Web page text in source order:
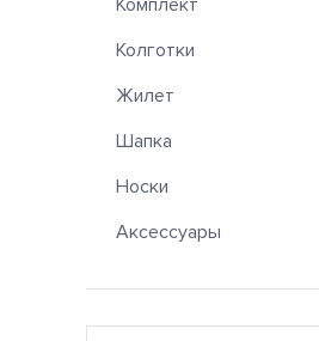
Комплект
Колготки
Жилет
Шапка
Носки
Аксессуары